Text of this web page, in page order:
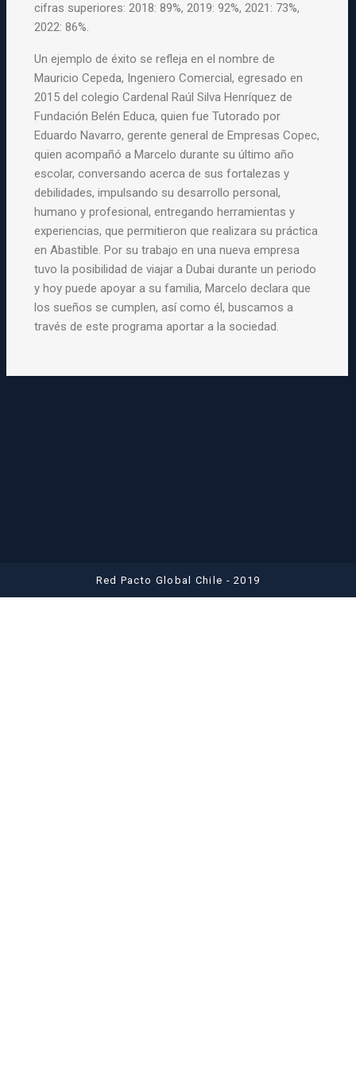
cifras superiores: 2018: 89%, 2019: 92%, 2021: 73%,
2022: 86%.
Un ejemplo de éxito se refleja en el nombre de
Mauricio Cepeda, Ingeniero Comercial, egresado en
2015 del colegio Cardenal Raúl Silva Henríquez de
Fundación Belén Educa, quien fue Tutorado por
Eduardo Navarro, gerente general de Empresas Copec,
quien acompañó a Marcelo durante su último año
escolar, conversando acerca de sus fortalezas y
debilidades, impulsando su desarrollo personal,
humano y profesional, entregando herramientas y
experiencias, que permitieron que realizara su práctica
en Abastible. Por su trabajo en una nueva empresa
tuvo la posibilidad de viajar a Dubai durante un periodo
y hoy puede apoyar a su familia, Marcelo declara que
los sueños se cumplen, así como él, buscamos a
través de esteprograma aportar a la sociedad.
Red Pacto Global Chile - 2019